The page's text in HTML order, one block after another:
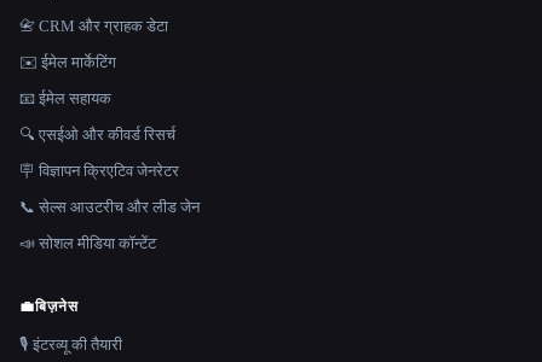
📇 CRM और ग्राहक डेटा
✉️ ईमेल मार्केटिंग
📧 ईमेल सहायक
🔍 एसईओ और कीवर्ड रिसर्च
🪧 विज्ञापन क्रिएटिव जेनरेटर
📞 सेल्स आउटरीच और लीड जेन
📣 सोशल मीडिया कॉन्टेंट
💼बिज़नेस
🎙️ इंटरव्यू की तैयारी